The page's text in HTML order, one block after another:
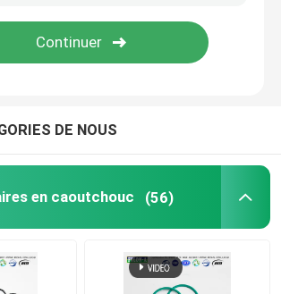
revêtu de téflon
DE NOUS
en caoutchouc (56)